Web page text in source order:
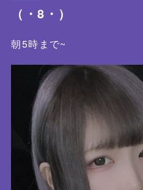
（・8・）
朝5時まで~